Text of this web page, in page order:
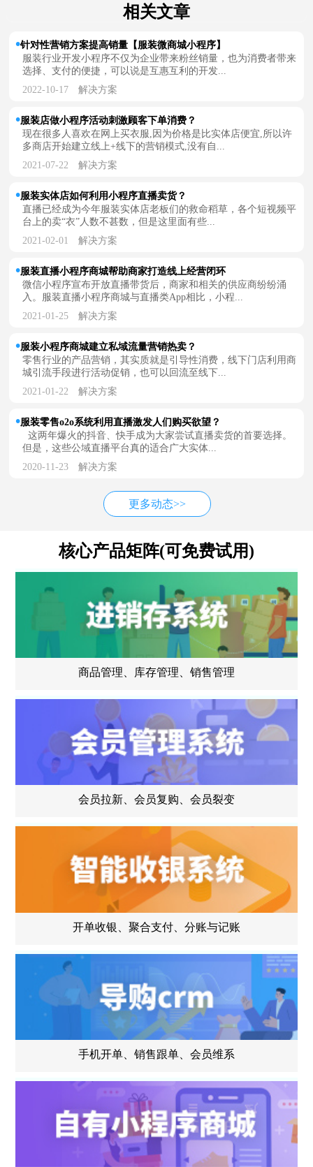
相关文章
针对性营销方案提高销量【服装微商城小程序】
服装行业开发小程序不仅为企业带来粉丝销量，也为消费者带来
选择、支付的便捷，可以说是互惠互利的开发...
2022-10-17 解决方案
服装店做小程序活动刺激顾客下单消费？
现在很多人喜欢在网上买衣服,因为价格是比实体店便宜,所以许
多商店开始建立线上+线下的营销模式,没有自...
2021-07-22 解决方案
服装实体店如何利用小程序直播卖货？
直播已经成为今年服装实体店老板们的救命稻草，各个短视频平
台上的卖“衣”人数不甚数，但是这里面有些...
2021-02-01 解决方案
服装直播小程序商城帮助商家打造线上经营闭环
微信小程序宣布开放直播带货后，商家和相关的供应商纷纷涌
入。服装直播小程序商城与直播类App相比，小程...
2021-01-25 解决方案
服装小程序商城建立私域流量营销热卖？
零售行业的产品营销，其实质就是引导性消费，线下门店利用商
城引流手段进行活动促销，也可以回流至线下...
2021-01-22 解决方案
服装零售o2o系统利用直播激发人们购买欲望？
这两年爆火的抖音、快手成为大家尝试直播卖货的首要选择。
但是，这些公域直播平台真的适合广大实体...
2020-11-23 解决方案
更多动态>>
核心产品矩阵(可免费试用)
商品管理、库存管理、销售管理
会员拉新、会员复购、会员裂变
开单收银、聚合支付、分账与记账
手机开单、销售跟单、会员维系